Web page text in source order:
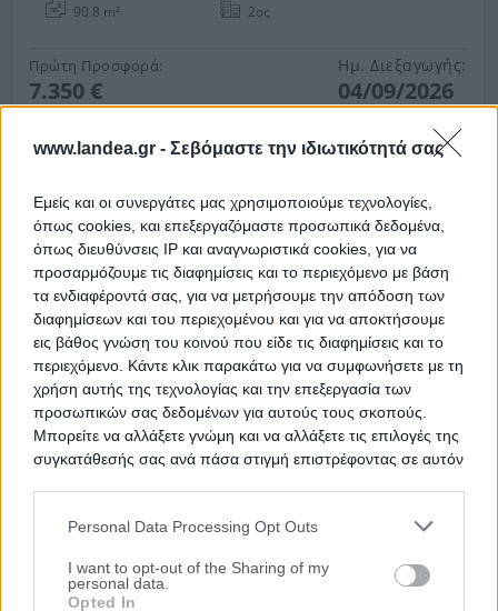
www.landea.gr - Σεβόμαστε την ιδιωτικότητά σας
Εμείς και οι συνεργάτες μας χρησιμοποιούμε τεχνολογίες,
όπως cookies, και επεξεργαζόμαστε προσωπικά δεδομένα,
όπως διευθύνσεις IP και αναγνωριστικά cookies, για να
προσαρμόζουμε τις διαφημίσεις και το περιεχόμενο με βάση
τα ενδιαφέροντά σας, για να μετρήσουμε την απόδοση των
διαφημίσεων και του περιεχομένου και για να αποκτήσουμε
εις βάθος γνώση του κοινού που είδε τις διαφημίσεις και το
περιεχόμενο. Κάντε κλικ παρακάτω για να συμφωνήσετε με τη
χρήση αυτής της τεχνολογίας και την επεξεργασία των
προσωπικών σας δεδομένων για αυτούς τους σκοπούς.
Μπορείτε να αλλάξετε γνώμη και να αλλάξετε τις επιλογές της
συγκατάθεσής σας ανά πάσα στιγμή επιστρέφοντας σε αυτόν
services and may gather and store information including but
not limited to your visit or usage behaviour. You may click to
Personal Data Processing Opt Outs
I want to opt-out of the Sharing of my
personal data.
Opted In
90.8 m² 2ος
Πρώτη Προσφορά:
7.350 €
Ημ. Διεξαγωγής:
04/09/2026
Διαμέρισμα 91 τ.μ. - ψιλή κυριότητα
28ης Οκτωβρίου, Στυλίδα, Νομός Φθιώτιδας
90.8 m²
Πρώτη Προσφορά: Ημ. Διεξαγωγής:
Αποθηκεύστε την αναζήτησή σας για να λαμβάνετε